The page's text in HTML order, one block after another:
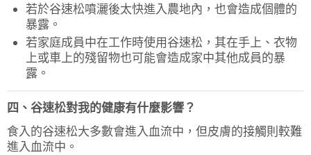
若於谷速松噴灑後太快進入農地內，也會造成個體的
暴露。
若家庭成員中在工作時使用谷速松，其在手上、衣物
上或車上的殘留物也可能會造成家中其他成員的暴
露。
四、谷速松對我的健康有什麼影響？
食入的谷速松大多數會進入血流中，但皮膚的接觸則較難
進入血流中。